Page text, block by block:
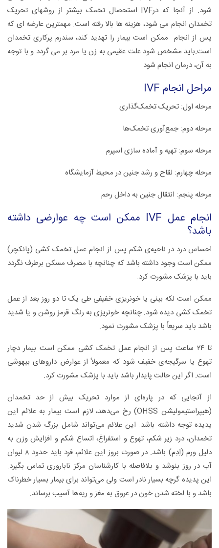
شود. از آنجا که درIVF استحصال تخمک بیشتر از روشهای تحریک
تخمدان انجام می شود، هزینه ها بالا رفته است. مهمترین عارضه ای که
پس از انجام ممکن است بیمار را تهدید کند، سندرم پرکاری تخمدان
است.باید مشخص شود علت عقیمی به زن یا مرد بر می گردد و با توجه
به آن، درمان انجام شود
مراحل انجام IVF
مرحله اول: تحریک تخمک‌گذاری
مرحله دوم: جمع‌آوری تخمک‌ها
مرحله سوم: تهیه و آماده سازی اسپرم
مرحله چهارم:‌ لقاح و رشد جنین در محیط آزمایشگاه
مرحله پنجم: انتقال جنین به داخل رحم
انجام عمل IVF ممکن است چه عوارضی داشته
باشد؟
احساس درد در ناحیه‌ی شکم پس از انجام عمل تخمک کشی (پانکچر)
ممکن است وجود داشته باشد که چنانچه با مصرف مسکن برطرف نگردد
باید با پزشک مشورت کرد.
ممکن است لکه بینی یا خونریزی خفیفی طی یک تا دو روز بعد از عمل
تخمک کشی دیده شود. چنانچه خونریزی به رنگ قرمز روشن و یا شدید
باشد باید سریعاً با پزشک مشورت نمود.
تا ۲۴ ساعت پس از انجام عمل تخمک کشی ممکن است بیمار دچار
تهوع یا سرگیجه‌ی خفیف شود که معمولاً از عوارض داروهای بیهوشی
است. اگر این حالت پایدار باشد باید با پزشک مشورت کرد.
از آنجایی که در پاره‌ای از موارد تحریک بیش از حد تخمدان
(هیپراستیمولیشن OHSS) رخ می‌دهد، لازم است بیمار به علائم این
پدیده توجه داشته باشد. این علائم می‌تواند شامل بزرگ شدن شدید
تخمدان، درد زیر شکم، تهوع و استفراغ، اتساع شکم و افزایش وزن به
دلیل ورم (اِدِم) باشد. در صورت بروز این علائم، فرد باید حدود ۸ لیوان
آب در روز بنوشد و بلافاصله با کارشناسان مرکز ناباروری تماس بگیرد.
این پدیده گرچه بسیار نادر است ولی می‌تواند برای بیمار بسیار خطرناک
باشد و با لخته شدن خون در عروق به مغز و ریه‌ها آسیب برساند.